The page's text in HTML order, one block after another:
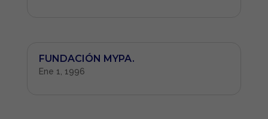
FUNDACIÓN MYPA.
Ene 1, 1996